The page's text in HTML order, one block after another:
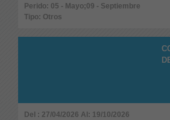
Perido: 05 - Mayo;09 - Septiembre
Tipo: Otros
Del : 27/04/2026 Al: 19/10/2026